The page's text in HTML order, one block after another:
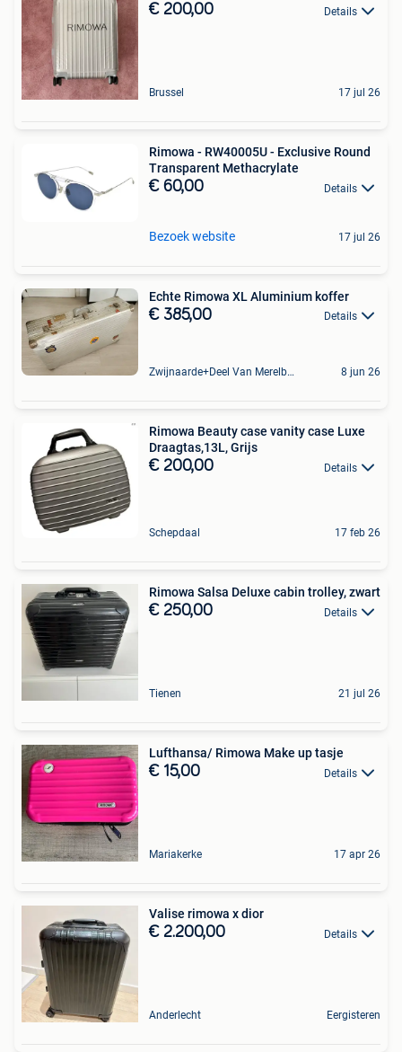
€ 200,00 Details
Brussel 17 jul 26
Rimowa - RW40005U - Exclusive Round
Transparent Methacrylate
€ 60,00 Details
Bezoek website 17 jul 26
Echte Rimowa XL Aluminium koffer
€ 385,00 Details
Zwijnaarde+Deel Van Merelbeke 8 jun 26
Rimowa Beauty case vanity case Luxe
Draagtas,13L, Grijs
€ 200,00 Details
Schepdaal 17 feb 26
Rimowa Salsa Deluxe cabin trolley, zwart
€ 250,00 Details
Tienen 21 jul 26
Lufthansa/ Rimowa Make up tasje
€ 15,00 Details
Mariakerke 17 apr 26
Valise rimowa x dior
€ 2.200,00 Details
Anderlecht Eergisteren